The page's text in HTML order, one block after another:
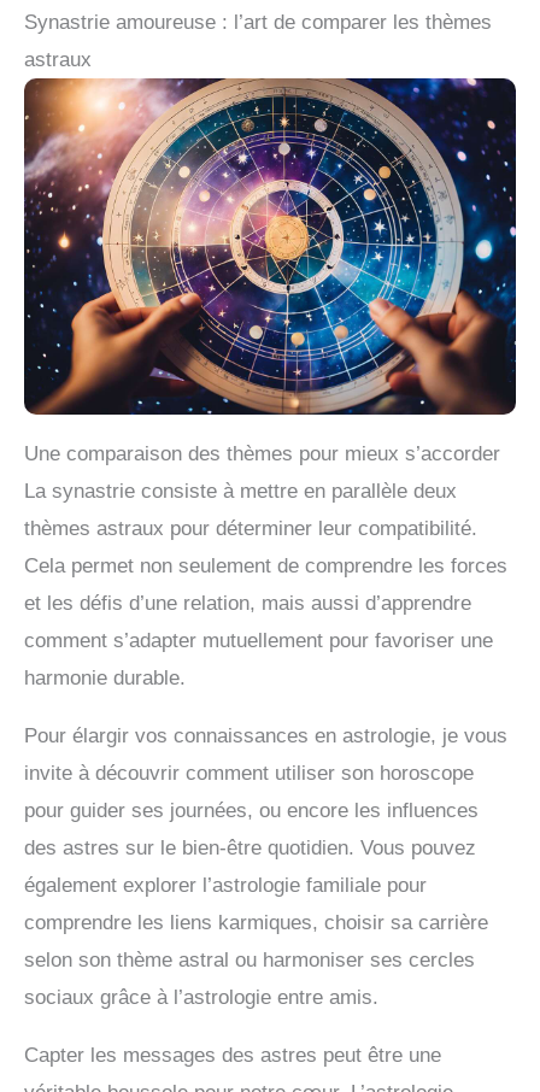
Synastrie amoureuse : l’art de comparer les thèmes
astraux
Une comparaison des thèmes pour mieux s’accorder
La synastrie consiste à mettre en parallèle deux
thèmes astraux pour déterminer leur compatibilité.
Cela permet non seulement de comprendre les forces
et les défis d’une relation, mais aussi d’apprendre
comment s’adapter mutuellement pour favoriser une
harmonie durable.
Pour élargir vos connaissances en astrologie, je vous
invite à découvrir comment utiliser son horoscope
pour guider ses journées, ou encore les influences
des astres sur le bien-être quotidien. Vous pouvez
également explorer l’astrologie familiale pour
comprendre les liens karmiques, choisir sa carrière
selon son thème astral ou harmoniser ses cercles
sociaux grâce à l’astrologie entre amis.
Capter les messages des astres peut être une